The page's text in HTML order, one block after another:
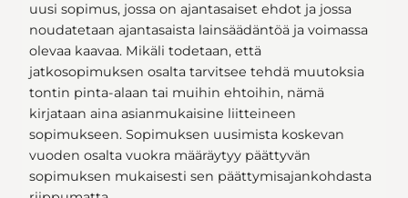
uusi sopimus, jossa on ajantasaiset ehdot ja jossa
noudatetaan ajantasaista lainsäädäntöä ja voimassa
olevaa kaavaa. Mikäli todetaan, että
jatkosopimuksen osalta tarvitsee tehdä muutoksia
tontin pinta-alaan tai muihin ehtoihin, nämä
kirjataan aina asianmukaisine liitteineen
sopimukseen. Sopimuksen uusimista koskevan
vuoden osalta vuokra määräytyy päättyvän
sopimuksen mukaisesti sen päättymisajankohdasta